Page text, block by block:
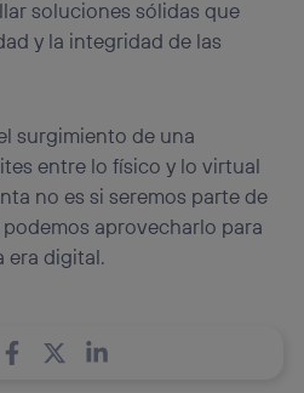
soluciones sólidas que
y la integridad de las
surgimiento de una
entre lo físico y lo virtual
no es si seremos parte de
aprovecharlo para
era digital.